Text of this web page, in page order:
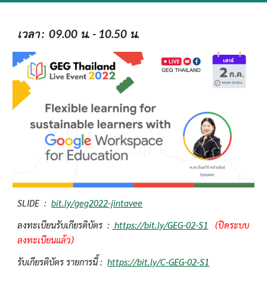
เวลา :  09.00 น. - 10.50 น.
SLIDE  : bit.ly/geg2022-jintavee
ลงทะเบียนรับเกียรติบัตร  : https://bit.ly/GEG-02-S1
(ปิดระบบ
ลงทะเบียนแล้ว)
รับเกียรติบัตร รายการนี้ : https://bit.ly/C-GEG-02-S1